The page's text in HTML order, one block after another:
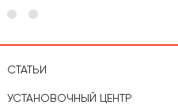
СТАТЬИ
УСТАНОВОЧНЫЙ ЦЕНТР